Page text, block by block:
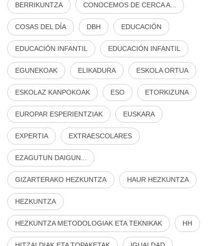
BERRIKUNTZA CONOCEMOS DE CERCA A...
COSAS DEL DÍA DBH EDUCACIÓN
EDUCACIÓN INFANTIL EDUCACIÓN INFANTIL
EGUNEKOAK ELIKADURA ESKOLA ORTUA
ESKOLAZ KANPOKOAK ESO ETORKIZUNA
EUROPAR ESPERIENTZIAK EUSKARA
EXPERTIA EXTRAESCOLARES
EZAGUTUN DAIGUN...
GIZARTERAKO HEZKUNTZA HAUR HEZKUNTZA
HEZKUNTZA
HEZKUNTZA METODOLOGIAK ETA TEKNIKAK HH